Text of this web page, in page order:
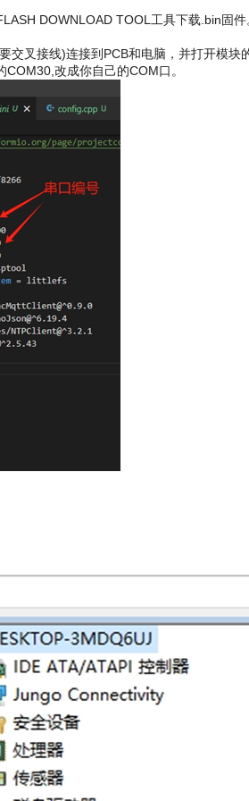
DOWNLOAD TOOL工具下载.bin固件
叉接线)连接到PCB和电脑，并打开模块
改成你自己的COM口。